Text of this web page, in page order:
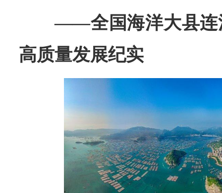
——全国海洋大县连
高质量发展纪实